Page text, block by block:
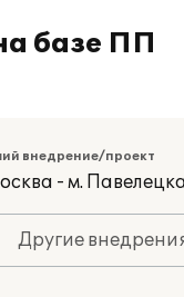
базе ПП
внедрение/проект
- м.
Другие